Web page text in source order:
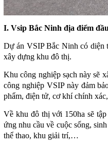
I. Vsip Bắc Ninh địa điểm
Dự án VSIP Bắc Ninh có diện
xây dựng khu đô thị.
Khu công nghiệp sạch này sẽ
công nghiệp VSIP này đảm
phẩm, điện tử, cơ khí chính
Về khu đô thị với 150ha sẽ
ứng nhu cầu về cuộc sống,
thể thao, khu giải trí,…